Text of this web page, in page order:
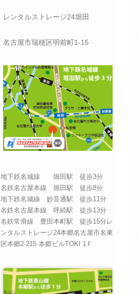
レンタルストレージ24堀田
名古屋市瑞穂区明前町1-15
地下鉄名城線 堀田駅 徒歩3分
名鉄名古屋本線 堀田駅 徒歩8分
地下鉄名城線 妙音通駅 徒歩11分
名鉄名古屋本線 呼続駅 徒歩13分
名鉄常滑線 豊田本町駅 徒歩15分レ
ンタルストレージ24本郷名古屋市名東
区本郷2-215 本郷ビルTOKI 1Ｆ